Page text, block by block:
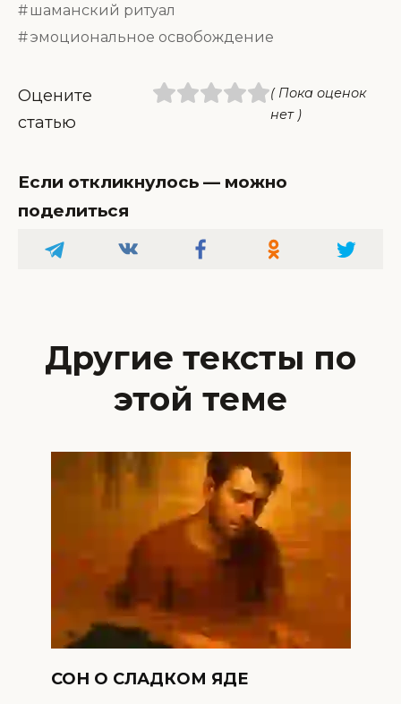
шаманский ритуал
эмоциональное освобождение
Оцените
статью
( Пока оценок
нет )
Если откликнулось — можно
поделиться
Другие тексты по
этой теме
СОН О СЛАДКОМ ЯДЕ